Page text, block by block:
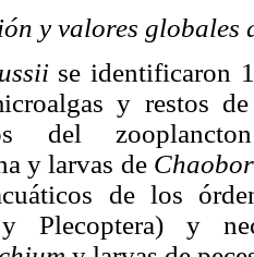
y valores globales
se identificaron
y restos
del
y larvas de
de los
y Plecoptera) y